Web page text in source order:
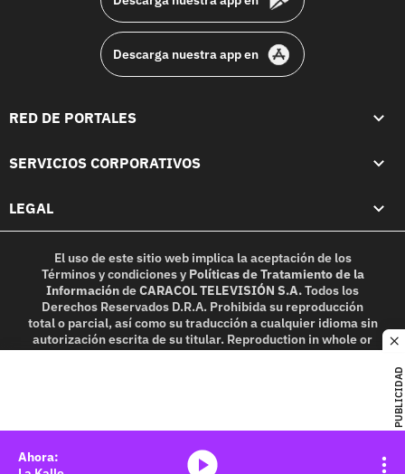
PUBLICIDAD
Descarga nuestra app en
RED DE PORTALES
SERVICIOS CORPORATIVOS
LEGAL
El uso de este sitio web implica la aceptación de los
Términos y condicionesy Políticas de Tratamiento de la
InformacióndeCARACOL TELEVISIÓN S.A.Todos los
Derechos Reservados D.R.A. Prohibida su reproducción
total o parcial, así como su traducción a cualquier idioma sin
autorización escrita de su titular. Reproduction in whole or
in part, or translation without written permission is